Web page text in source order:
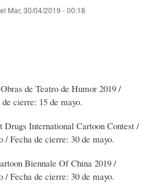
el Mar, 30/04/2019 - 00:18
de Teatro de Humor 2019 /
cierre: 15 de mayo.
Drugs International Cartoon Contest /
Fecha de cierre: 30 de mayo.
Biennale Of China 2019 /
Fecha de cierre: 30 de mayo.